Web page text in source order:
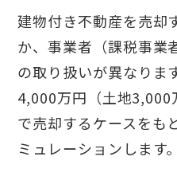
建物付き不動産を売却
か、事業者（課税事業
の取り扱いが異なりま
4,000万円（土地3,000
で売却するケースをも
ミュレーションします。